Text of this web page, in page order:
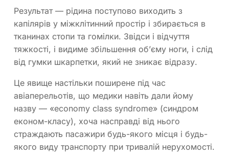
Результат — рідина поступово виходить з
капілярів у міжклітинний простір і збирається в
тканинах стопи та гомілки. Звідси і відчуття
тяжкості, і видиме збільшення об’єму ноги, і слід
від гумки шкарпетки, який не зникає відразу.
Це явище настільки поширене під час
авіаперельотів, що медики навіть дали йому
назву — «economy class syndrome» (синдром
економ-класу), хоча насправді від нього
страждають пасажири будь-якого місця і будь-
якого виду транспорту при тривалій нерухомості.